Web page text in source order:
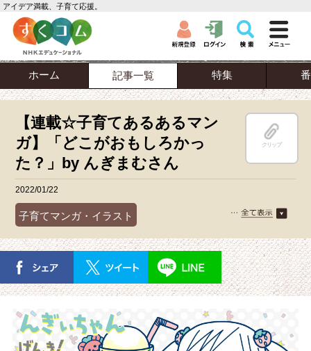
アイデア満載、子育て応援。
ホーム 記事一覧 特集
【連載☆子育てあるあるマン
ガ】「どこがおもしろかっ
た？」by んぎまむさん
クリップ
2022/01/22
子育てマンガ・イラスト